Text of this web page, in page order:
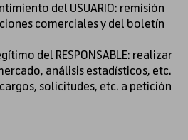
del USUARIO: remisión
comerciales y del boletín
del RESPONSABLE: realizar
análisis estadísticos, etc.
solicitudes, etc. a petición